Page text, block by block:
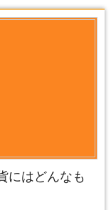
にはどんなも